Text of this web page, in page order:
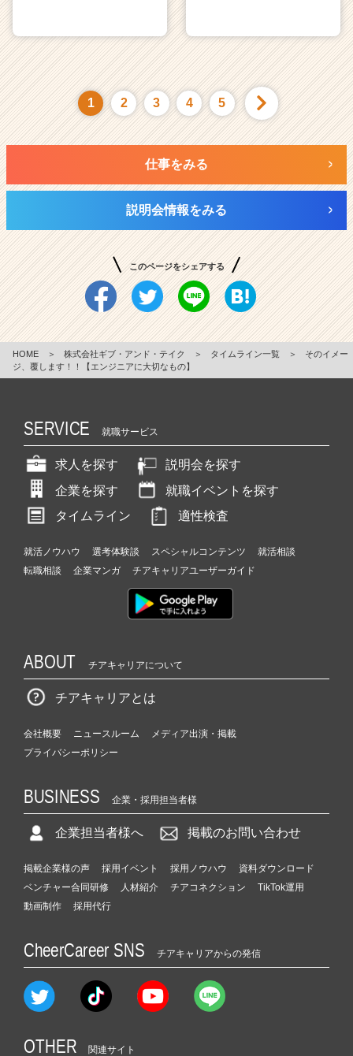
1 2 3 4 5
仕事をみる
説明会情報をみる
このページをシェアする
HOME ＞ 株式会社ギブ・アンド・テイク ＞ タイムライン一覧 ＞
そのイメー
ジ、覆します！！【エンジニアに大切なもの】
SERVICE 就職サービス
求人を探す
説明会を探す
企業を探す
就職イベントを探す
タイムライン
適性検査
就活ノウハウ 選考体験談 スペシャルコンテンツ
就活相談
転職相談
企業マンガ チアキャリアユーザーガイド
ABOUT チアキャリアについて
チアキャリアとは
会社概要 ニュースルーム
メディア出演・掲載
プライバシーポリシー
BUSINESS 企業・採用担当者様
企業担当者様へ 掲載のお問い合わせ
掲載企業様の声 採用イベント 採用ノウハウ
資料ダウンロード
ベンチャー合同研修
人材紹介 チアコネクション
TikTok運用
動画制作
採用代行
CheerCareer SNS チアキャリアからの発信
OTHER 関連サイト